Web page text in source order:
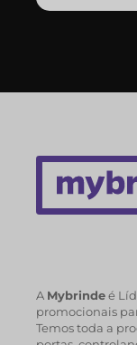
A Mybrindeé
promocionais
Temos toda a